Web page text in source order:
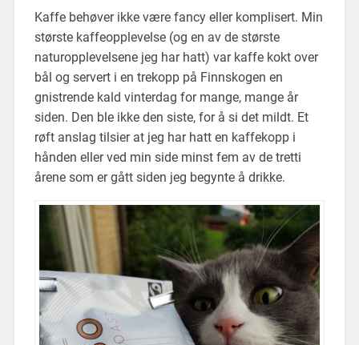
Kaffe behøver ikke være fancy eller komplisert. Min
største kaffeopplevelse (og en av de største
naturopplevelsene jeg har hatt) var kaffe kokt over
bål og servert i en trekopp på Finnskogen en
gnistrende kald vinterdag for mange, mange år
siden. Den ble ikke den siste, for å si det mildt. Et
røft anslag tilsier at jeg har hatt en kaffekopp i
hånden eller ved min side minst fem av de tretti
årene som er gått siden jeg begynte å drikke.